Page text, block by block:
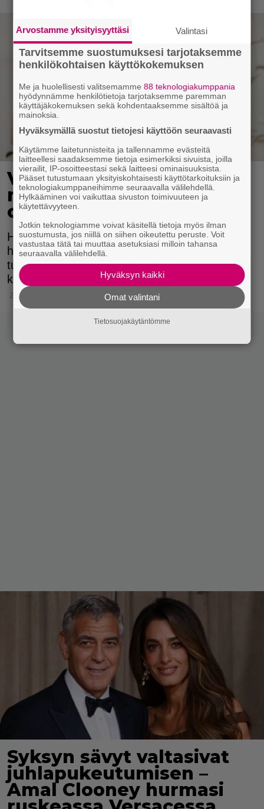
Vesilasitesti paljastaa,
mitä tuotteita hiuksesi
oikeasti tarvitsevat
Helppo vesilasitesti paljastaa, kuinka hyvin
hiuksesi sitovat kosteutta, ja sen avulla löydät
tuotteet, jotka tekevät hiuksistasi pehmeät,
kiiltävät ja helposti käsiteltävät.
2.11.2025 18:15
Syksyn sävyt valtasivat
juhlapukeutumisen –
Amal Clooney hurmasi
Arvostamme yksityisyyttäsi Valintasi
Tarvitsemme suostumuksesi tarjotaksemme
henkilökohtaisen käyttökokemuksen
Me ja huolellisesti valitsemamme88 teknologiakumppania
hyödynnämme henkilötietoja tarjotaksemme paremman
käyttäjäkokemuksen sekä kohdentaaksemme sisältöä ja
mainoksia.
Hyväksymällä suostut tietojesi käyttöön seuraavasti
Käytämme laitetunnisteita ja tallennamme evästeitä
laitteellesi saadaksemme tietoja esimerkiksi sivuista, joilla
vierailit, IP-osoitteestasi sekä laitteesi ominaisuuksista.
Pääset tutustumaan yksityiskohtaisesti käyttötarkoituksiin ja
teknologiakumppaneihimme seuraavalla välilehdellä.
Hylkääminen voi vaikuttaa sivuston toimivuuteen ja
käytettävyyteen.
Jotkin teknologiamme voivat käsitellä tietoja myös ilman
suostumusta, jos niillä on siihen oikeutettu peruste. Voit
vastustaa tätä tai muuttaa asetuksiasi milloin tahansa
seuraavalla välilehdellä.
Hyväksyn kaikki
Omat valintani
Tietosuojakäytäntömme